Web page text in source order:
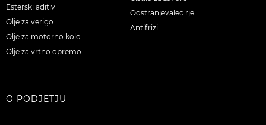
Esterski aditiv
Olje za verigo
Olje za motorno kolo
Olje za vrtno opremo
Odstranjevalec rje
Antifrizi
O PODJETJU